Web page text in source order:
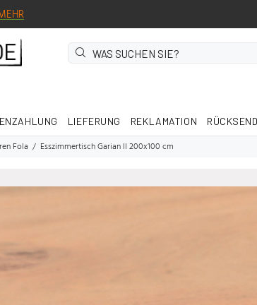
LIEFERUNG REKLAMATION
Fola Esszimmertisch Garian II 200x100 cm